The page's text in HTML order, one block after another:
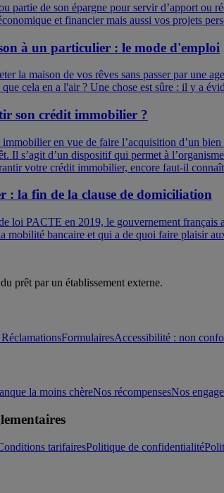
partie de son épargne pour servir d’apport ou
et financier mais aussi vos projets
à un particulier : le mode d'emploi
la maison de vos rêves sans passer par une
cela en a l'air ? Une chose est sûre : il y a
son crédit immobilier ?
en vue de faire l’acquisition d’un
Il s’agit d’un dispositif qui permet à
votre crédit immobilier, encore faut-il
: la fin de la clause de domiciliation
loi PACTE en 2019, le gouvernement français
mobilité bancaire et qui a de quoi faire plaisir
prêt par un établissement externe.
FormulairesAccessibilité : non
la moins chèreNos récompensesNos
tarifairesPolitique de confidentialité